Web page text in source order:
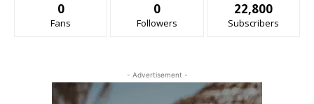
0
Fans
0
Followers
22,800
Subscribers
- Advertisement -